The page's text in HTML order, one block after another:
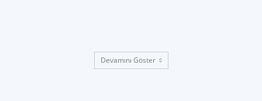
Devamını Göster